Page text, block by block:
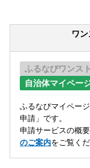
ワ
ふるなびワンス
自治体マイペー
ふるなびマイペー
申請」です。
申請サービスの概
のご案内をご覧くだ